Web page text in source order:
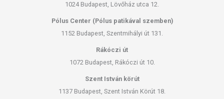
1024 Budapest, Lövőház utca 12.
Pólus Center (Pólus patikával szemben)
1152 Budapest, Szentmihályi út 131.
Rákóczi út
1072 Budapest, Rákóczi út 10.
Szent István körút
1137 Budapest, Szent István Körút 18.